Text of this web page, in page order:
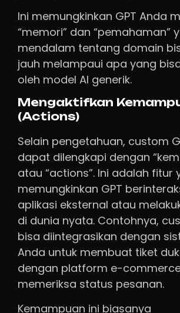
Ini memungkinkan GPT Anda
“memori” dan “pemahaman”
mendalam tentang domain
jauh melampaui apa yang
oleh model AI generik.
Mengaktifkan
(Actions)
Selain pengetahuan, custom
dapat dilengkapi dengan
atau “actions”. Ini adalah fitur
memungkinkan GPT
aplikasi eksternal atau
di dunia nyata. Contohnya,
bisa diintegrasikan dengan
Anda untuk membuat tiket
dengan platform e-
memeriksa status pesanan.
Kemampuan ini biasanya